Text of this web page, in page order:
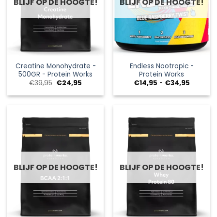
BLIJF OP DE HOOGTE!
Creatine Monohydrate -
500GR - Protein Works
€39,95 Oorspronkelijke
was:
€24,95
is:
BLIJF OP DE HOOGTE!
Endless Nootropic -
Protein Works
€14,95 - €34,95
tot
BLIJF OP DE HOOGTE! BLIJF OP DE HOOGTE!